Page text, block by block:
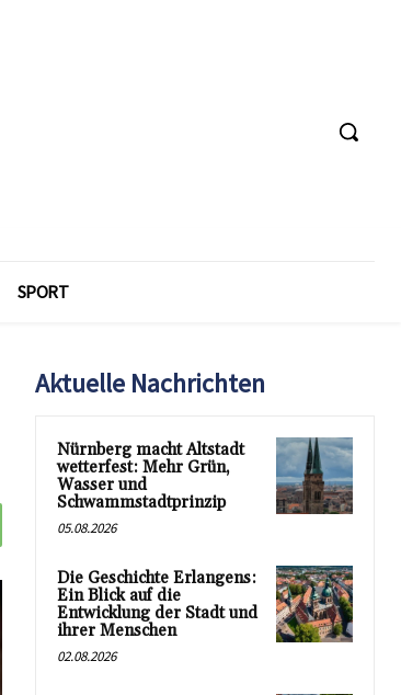
SPORT
Aktuelle Nachrichten
Nürnberg macht Altstadt
wetterfest: Mehr Grün,
Wasser und
Schwammstadtprinzip
05.08.2026
Die Geschichte Erlangens:
Ein Blick auf die
Entwicklung der Stadt und
ihrer Menschen
02.08.2026